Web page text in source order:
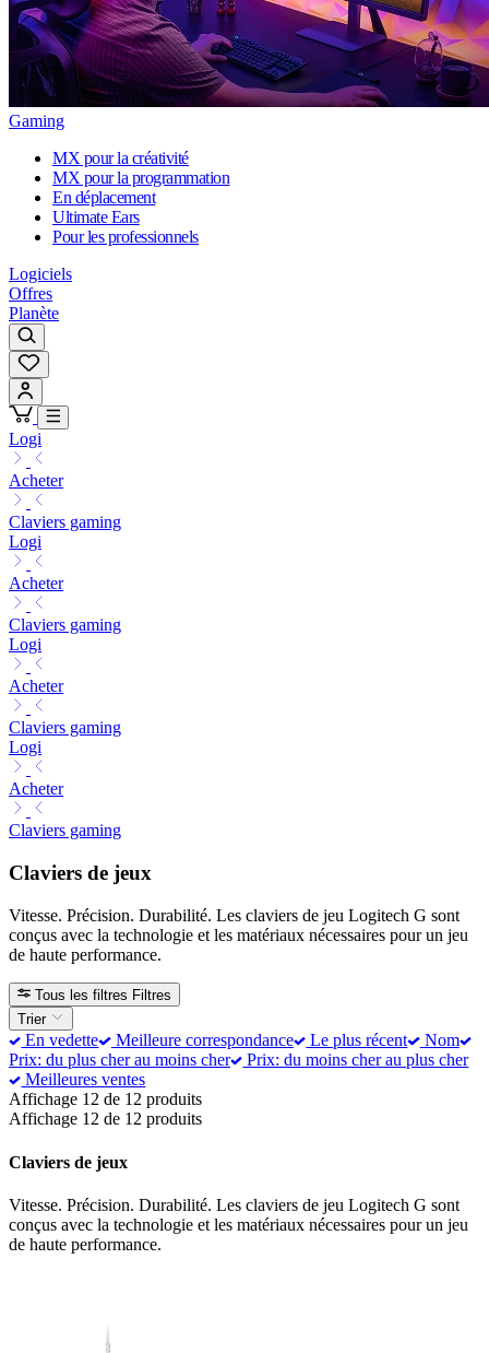
Gaming
MX pour la créativité
MX pour la programmation
En déplacement
Ultimate Ears
Pour les professionnels
Logiciels
Offres
Planète
Logi
Acheter
Claviers gaming
Logi
Acheter
Claviers gaming
Logi
Acheter
Claviers gaming
Logi
Acheter
Claviers gaming
Claviers de jeux
Vitesse. Précision. Durabilité. Les claviers de jeu Logitech G sont
conçus avec la technologie et les matériaux nécessaires pour un jeu
de haute performance.
Tous les filtres Filtres
Trier
En vedette Meilleure correspondance Le plus récent
Nom
Prix: du plus cher au moins cher
Prix: du moins cher au plus cher
Meilleures ventes
Affichage 12 de 12 produits
Affichage 12 de 12 produits
Claviers de jeux
Vitesse. Précision. Durabilité. Les claviers de jeu Logitech G sont
conçus avec la technologie et les matériaux nécessaires pour un jeu
de haute performance.